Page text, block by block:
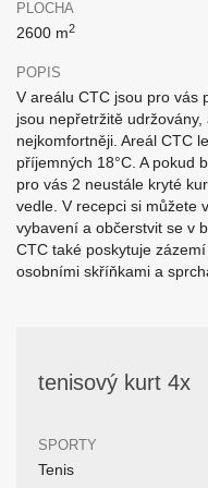
PLOCHA
2600 m2
POPIS
V areálu CTC jsou pro vás
jsou nepřetržitě
nejkomfortněji. Areál CTC
příjemných 18°C. A pokud
pro vás 2 neustále kryté
vedle. V recepci si můžete
vybavení a občerstvit se v
CTC také poskytuje
osobními skříňkami a
tenisový kurt 4x
SPORTY
Tenis